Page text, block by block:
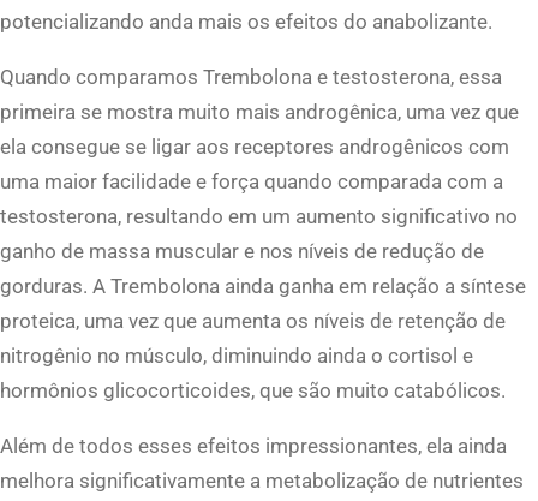
potencializando anda mais os efeitos do anabolizante.
Quando comparamos Trembolona e testosterona, essa
primeira se mostra muito mais androgênica, uma vez que
ela consegue se ligar aos receptores androgênicos com
uma maior facilidade e força quando comparada com a
testosterona, resultando em um aumento significativo no
ganho de massa muscular e nos níveis de redução de
gorduras. A Trembolona ainda ganha em relação a síntese
proteica, uma vez que aumenta os níveis de retenção de
nitrogênio no músculo, diminuindo ainda o cortisol e
hormônios glicocorticoides, que são muito catabólicos.
Além de todos esses efeitos impressionantes, ela ainda
melhora significativamente a metabolização de nutrientes